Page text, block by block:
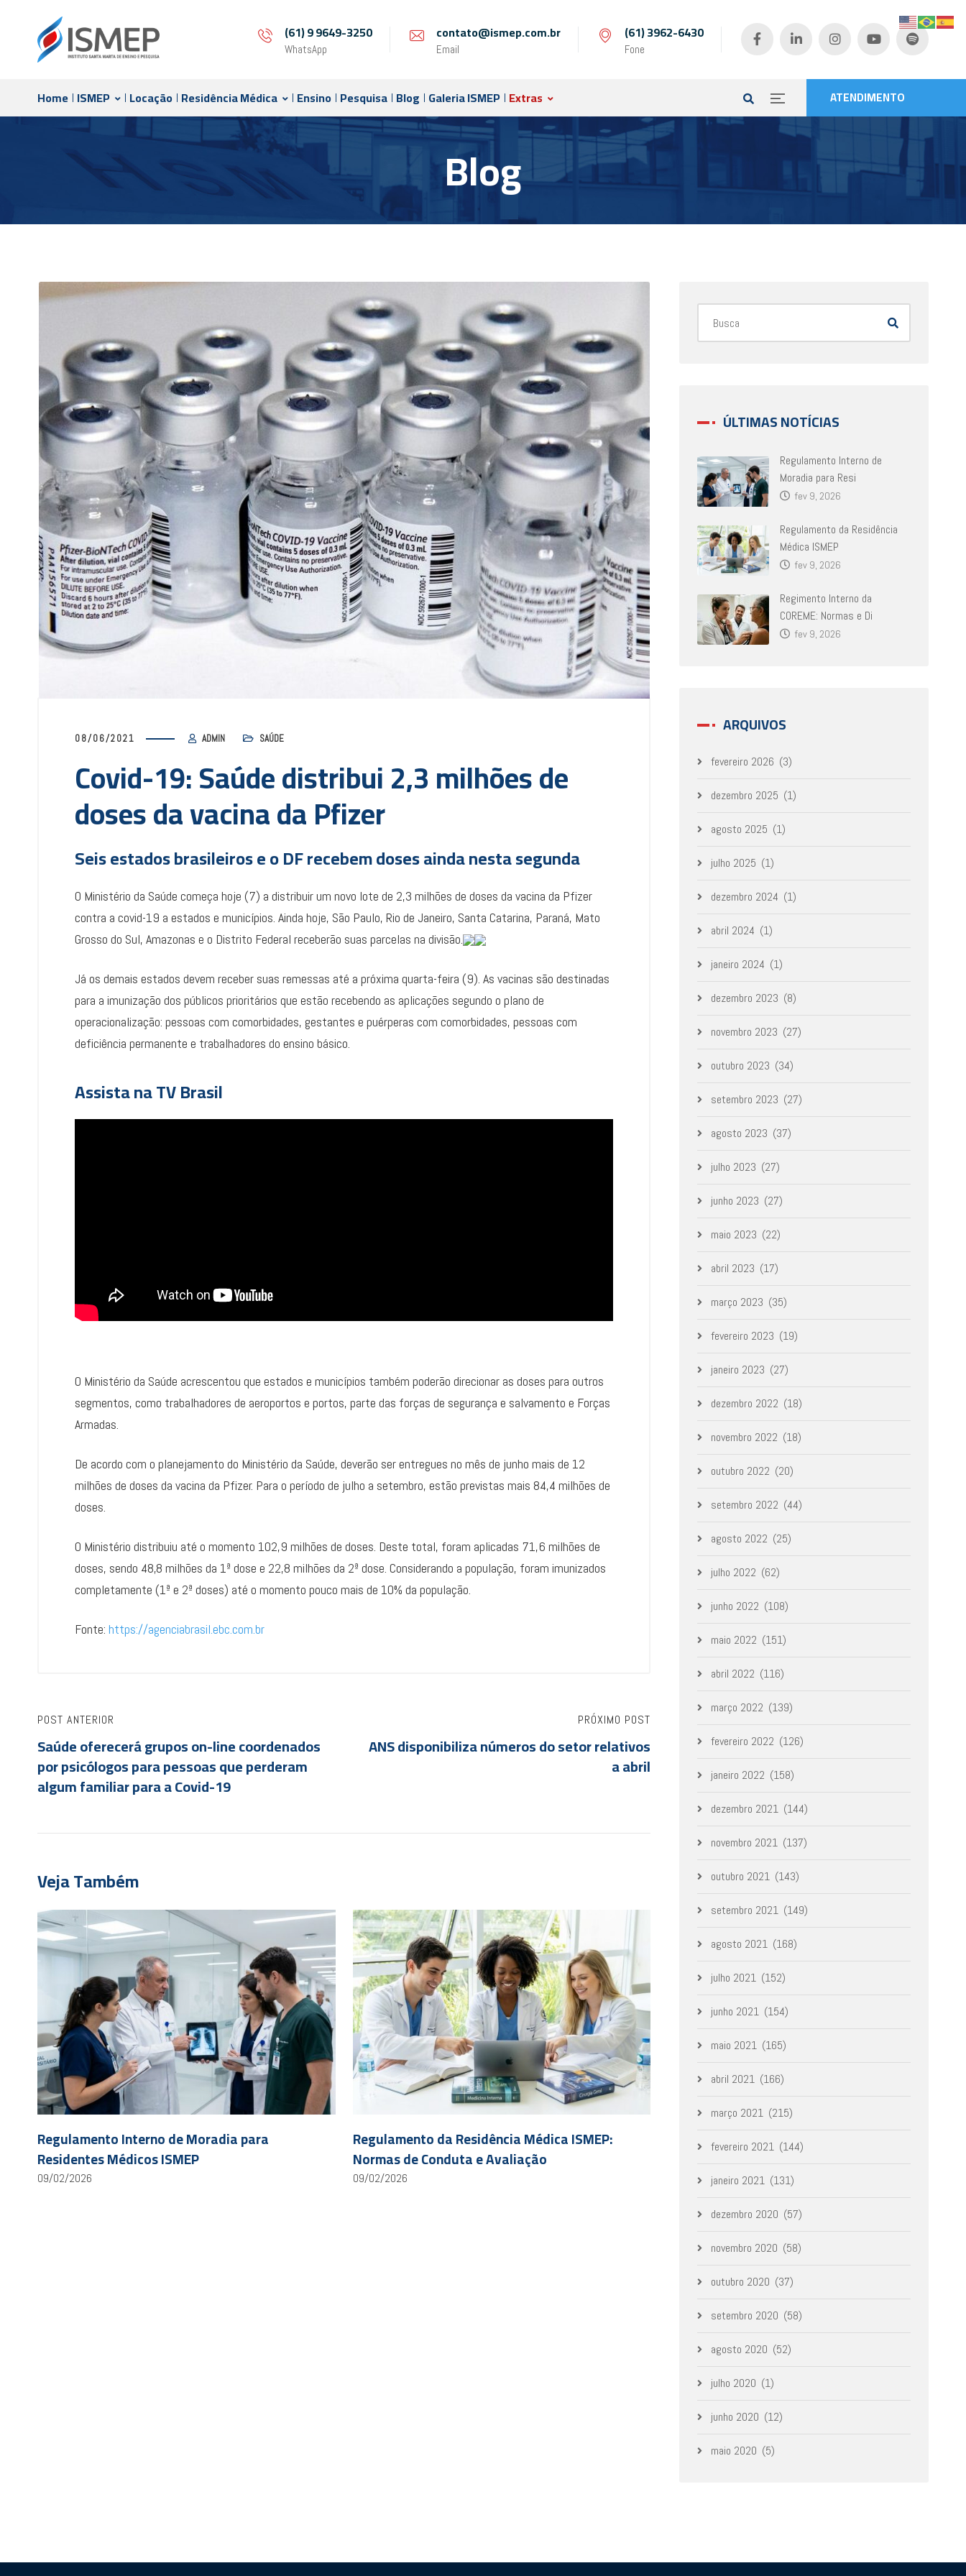
(61) 9 9649-3250
WhatsApp
contato@ismep.com.br
Email
(61) 3962-6430
Fone
ATENDIMENTO
Home ISMEP Locação Residência Médica Ensino Pesquisa Blog Galeria ISMEP Extras
Blog
08/06/2021 ADMIN SAÚDE
Covid-19: Saúde distribui 2,3 milhões de
doses da vacina da Pfizer
Seis estados brasileiros e o DF recebem doses ainda nesta segunda
O Ministério da Saúde começa hoje (7) a distribuir um novo lote de 2,3 milhões de doses da vacina da Pfizer
contra a covid-19 a estados e municípios. Ainda hoje, São Paulo, Rio de Janeiro, Santa Catarina, Paraná, Mato
Grosso do Sul, Amazonas e o Distrito Federal receberão suas parcelas na divisão.
Já os demais estados devem receber suas remessas até a próxima quarta-feira (9). As vacinas são destinadas
para a imunização dos públicos prioritários que estão recebendo as aplicações segundo o plano de
operacionalização: pessoas com comorbidades, gestantes e puérperas com comorbidades, pessoas com
deficiência permanente e trabalhadores do ensino básico.
Assista naTV Brasil
O Ministério da Saúde acrescentou que estados e municípios também poderão direcionar as doses para outros
segmentos, como trabalhadores de aeroportos e portos, parte das forças de segurança e salvamento e Forças
Armadas.
De acordo com o planejamento do Ministério da Saúde, deverão ser entregues no mês de junho mais de 12
milhões de doses da vacina da Pfizer. Para o período de julho a setembro, estão previstas mais 84,4 milhões de
doses.
O Ministério distribuiu até o momento 102,9 milhões de doses. Deste total, foram aplicadas 71,6 milhões de
doses, sendo 48,8 milhões da 1ª dose e 22,8 milhões da 2ª dose. Considerando a população, foram imunizados
completamente (1ª e 2ª doses) até o momento pouco mais de 10% da população.
Fonte: https://agenciabrasil.ebc.com.br
POST ANTERIOR
Saúde oferecerá grupos on-line coordenados
por psicólogos para pessoas que perderam
algum familiar para a Covid-19
PRÓXIMO POST
ANS disponibiliza números do setor relativos
a abril
Veja Também
Regulamento Interno de Moradia para
Residentes Médicos ISMEP
09/02/2026
Regulamento da Residência Médica ISMEP:
Normas de Conduta e Avaliação
09/02/2026
ÚLTIMAS NOTÍCIAS
Regulamento Interno de
Moradia para Resi
fev 9, 2026
Regulamento da Residência
Médica ISMEP
fev 9, 2026
Regimento Interno da
COREME: Normas e Di
fev 9, 2026
ARQUIVOS
fevereiro 2026 (3)
dezembro 2025 (1)
agosto 2025 (1)
julho 2025 (1)
dezembro 2024 (1)
abril 2024 (1)
janeiro 2024 (1)
dezembro 2023 (8)
novembro 2023 (27)
outubro 2023 (34)
setembro 2023 (27)
agosto 2023 (37)
julho 2023 (27)
junho 2023 (27)
maio 2023 (22)
abril 2023 (17)
março 2023 (35)
fevereiro 2023 (19)
janeiro 2023 (27)
dezembro 2022 (18)
novembro 2022 (18)
outubro 2022 (20)
setembro 2022 (44)
agosto 2022 (25)
julho 2022 (62)
junho 2022 (108)
maio 2022 (151)
abril 2022 (116)
março 2022 (139)
fevereiro 2022 (126)
janeiro 2022 (158)
dezembro 2021 (144)
novembro 2021 (137)
outubro 2021 (143)
setembro 2021 (149)
agosto 2021 (168)
julho 2021 (152)
junho 2021 (154)
maio 2021 (165)
abril 2021 (166)
março 2021 (215)
fevereiro 2021 (144)
janeiro 2021 (131)
dezembro 2020 (57)
novembro 2020 (58)
outubro 2020 (37)
setembro 2020 (58)
agosto 2020 (52)
julho 2020 (1)
junho 2020 (12)
maio 2020 (5)